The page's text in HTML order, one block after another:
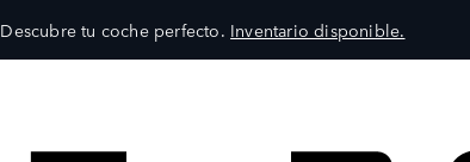
Descubre tu coche perfecto. Inventario disponible.